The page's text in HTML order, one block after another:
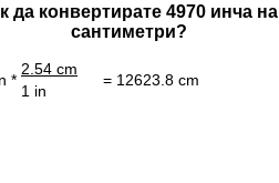
да конвертирате 4970 инча на
сантиметри?
*
2.54 cm
= 12623.8 cm
1 in